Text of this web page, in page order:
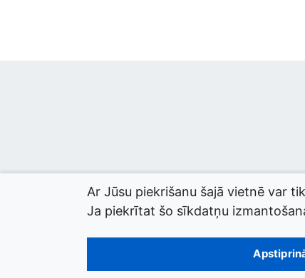
© 2026 termini.gov.lv. Izstrādātājs:
Ar Jūsu piekrišanu šajā vietnē var
Ja piekrītat šo sīkdatņu